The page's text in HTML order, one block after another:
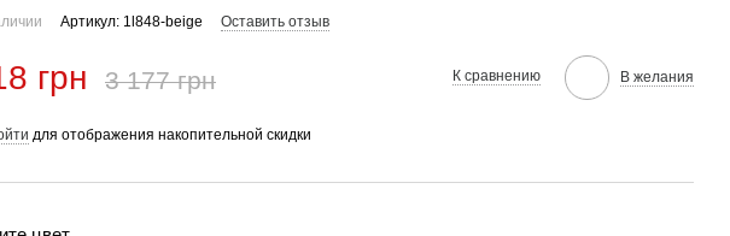
Артикул: 1l848-beige Оставить отзыв
грн 3 177 грн К сравнению В желания
для отображения накопительной скидки